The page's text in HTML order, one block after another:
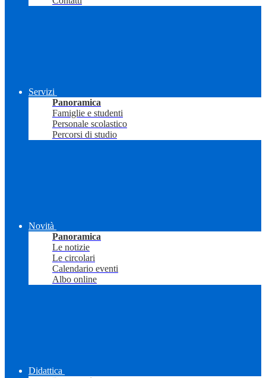
Servizi
Panoramica
Famiglie e studenti
Personale scolastico
Percorsi di studio
Novità
Panoramica
Le notizie
Le circolari
Calendario eventi
Albo online
Didattica